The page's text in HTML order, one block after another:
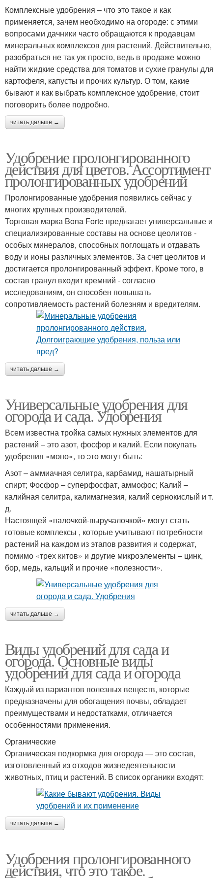
Комплексные удобрения – что это такое и как
применяется, зачем необходимо на огороде: с этими
вопросами дачники часто обращаются к продавцам
минеральных комплексов для растений. Действительно,
разобраться не так уж просто, ведь в продаже можно
найти жидкие средства для томатов и сухие гранулы для
картофеля, капусты и прочих культур. О том, какие
бывают и как выбрать комплексное удобрение, стоит
поговорить более подробно.
читать дальше →
Удобрение пролонгированного
действия для цветов. Ассортимент
пролонгированных удобрений
Пролонгированные удобрения появились сейчас у
многих крупных производителей.
Торговая марка Bona Forte предлагает универсальные и
специализированные составы на основе цеолитов -
особых минералов, способных поглощать и отдавать
воду и ионы различных элементов. За счет цеолитов и
достигается пролонгированный эффект. Кроме того, в
состав гранул входит кремний - согласно
исследованиям, он способен повышать
сопротивляемость растений болезням и вредителям.
читать дальше →
Универсальные удобрения для
огорода и сада. Удобрения
Всем известна тройка самых нужных элементов для
растений – это азот, фосфор и калий. Если покупать
удобрения «моно», то это могут быть:
Азот – аммиачная селитра, карбамид, нашатырный
спирт; Фосфор – суперфосфат, аммофос; Калий –
калийная селитра, калимагнезия, калий сернокислый и т.
д.
Настоящей «палочкой-выручалочкой» могут стать
готовые комплексы , которые учитывают потребности
растений на каждом из этапов развития и содержат,
помимо «трех китов» и другие микроэлементы – цинк,
бор, медь, кальций и прочие «полезности».
читать дальше →
Виды удобрений для сада и
огорода. Основные виды
удобрений для сада и огорода
Каждый из вариантов полезных веществ, которые
предназначены для обогащения почвы, обладает
преимуществами и недостатками, отличается
особенностями применения.
Органические
Органическая подкормка для огорода — это состав,
изготовленный из отходов жизнедеятельности
животных, птиц и растений. В список органики входят:
читать дальше →
Удобрения пролонгированного
действия, что это такое.